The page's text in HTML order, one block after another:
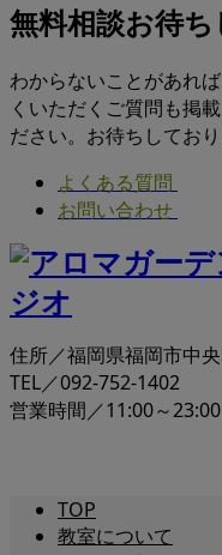
無料相談お待
わからないことがあれ
くいただくご質問も掲
ださい。お待ちしており
よくある質問
お問い合わせ
住所／福岡県福岡市中
TEL／092-752-1402
営業時間／11:00～
TOP
教室について